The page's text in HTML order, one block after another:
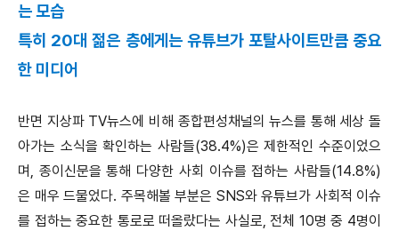
는 모습
특히 20대 젊은 층에게는 유튜브가 포탈사이트만큼 중요
한 미디어
반면 지상파 TV뉴스에 비해 종합편성채널의 뉴스를 통해 세상 돌
아가는 소식을 확인하는 사람들(38.4%)은 제한적인 수준이었으
며, 종이신문을 통해 다양한 사회 이슈를 접하는 사람들(14.8%)
은 매우 드물었다. 주목해볼 부분은 SNS와 유튜브가 사회적 이슈
를 접하는 중요한 통로로 떠올랐다는 사실로, 전체 10명 중 4명이